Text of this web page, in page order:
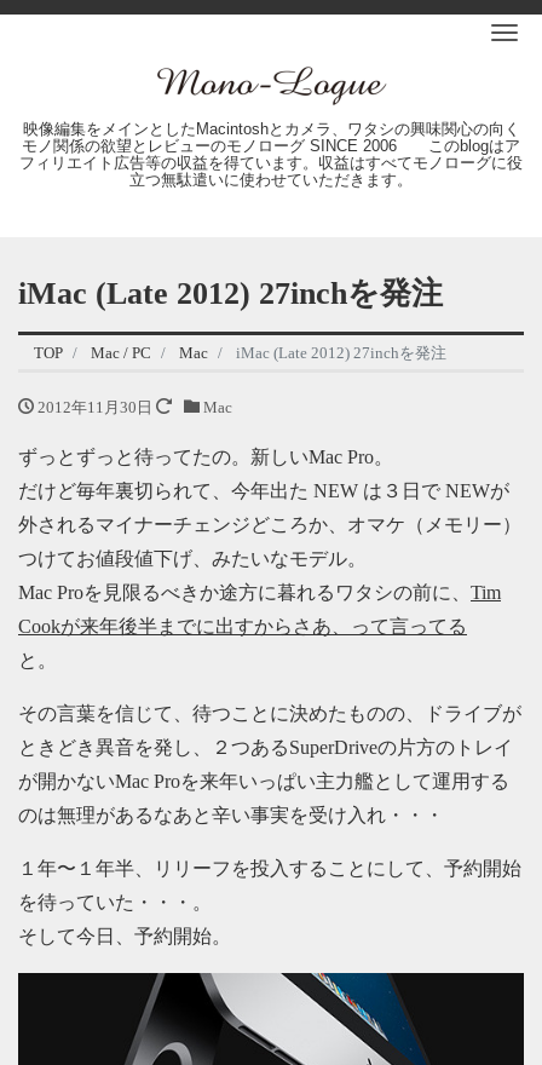
映像編集をメインとしたMacintoshとカメラ、ワタシの興味関心の向く
モノ関係の欲望とレビューのモノローグ SINCE 2006 このblogはア
フィリエイト広告等の収益を得ています。収益はすべてモノローグに役
立つ無駄遣いに使わせていただきます。
iMac (Late 2012) 27inchを発注
TOP Mac / PC Mac iMac (Late 2012) 27inchを発注
2012年11月30日 Mac
ずっとずっと待ってたの。新しいMac Pro。
だけど毎年裏切られて、今年出た NEW は３日で NEWが
外されるマイナーチェンジどころか、オマケ（メモリー）
つけてお値段値下げ、みたいなモデル。
Mac Proを見限るべきか途方に暮れるワタシの前に、 Tim
Cookが来年後半までに出すからさあ、って言ってる
と。
その言葉を信じて、待つことに決めたものの、ドライブが
ときどき異音を発し、２つあるSuperDriveの片方のトレイ
が開かないMac Proを来年いっぱい主力艦として運用する
のは無理があるなあと辛い事実を受け入れ・・・
１年〜１年半、リリーフを投入することにして、予約開始
を待っていた・・・。
そして今日、予約開始。